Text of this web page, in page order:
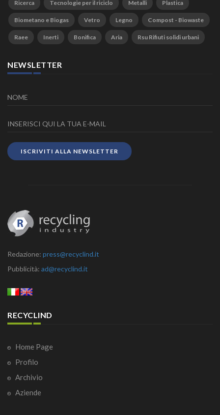
Ricerca Tecnologie per il riciclo Metalli Plastica
Biometano e Biogas Vetro Legno Compost - Biowaste
Raee Inerti Bonifica Aria Rsu Rifiuti solidi urbani
NEWSLETTER
ISCRIVITI ALLA NEWSLETTER
Redazione: press@recyclind.it
Pubblicità: ad@recyclind.it
RECYCLIND
Home Page
Profilo
Archivio
Aziende